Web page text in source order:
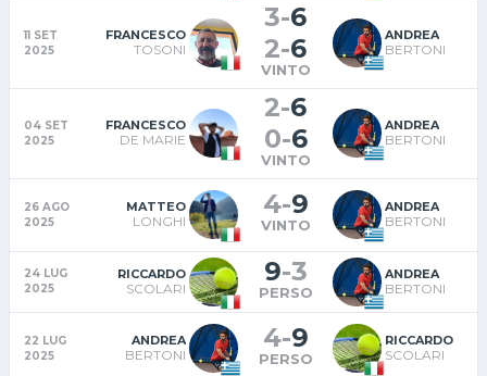
11 SET
2025
FRANCESCO
TOSONI
3-6
2-6
VINTO
ANDREA
BERTONI
04 SET
2025
FRANCESCO
DE MARIE
2-6
0-6
VINTO
ANDREA
BERTONI
26 AGO
2025
MATTEO
LONGHI
4-9
VINTO
ANDREA
BERTONI
24 LUG
2025
RICCARDO
SCOLARI
9-3
PERSO
ANDREA
BERTONI
22 LUG
2025
ANDREA
BERTONI
4-9
PERSO
RICCARDO
SCOLARI